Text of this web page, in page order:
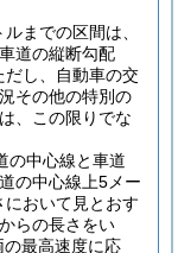
までの区間は、
道の縦断勾配
だし、自動車の交
その他の特別の
、この限りでな
の中心線と車道
の中心線上5メー
において見とおす
らの長さをい
最高速度に応